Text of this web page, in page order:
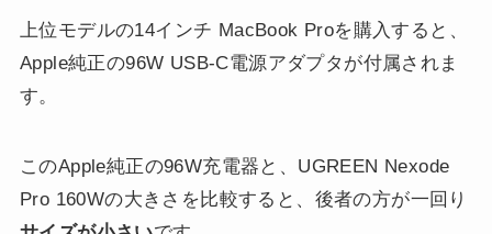
上位モデルの14インチ MacBook Proを購入すると、
Apple純正の96W USB-C電源アダプタが付属されま
す。
このApple純正の96W充電器と、UGREEN Nexode
Pro 160Wの大きさを比較すると、後者の方が一回り